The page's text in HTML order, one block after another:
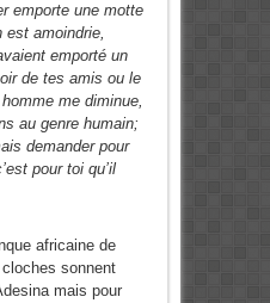
emporte une motte
est amoindrie,
emporté un
de tes amis ou le
me diminue,
au genre humain;
demander pour
pour toi qu’il
africaine de
sonnent
mais pour